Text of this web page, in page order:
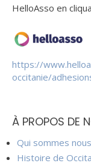
HelloAsso en
https://
occitanie/
À PROPOS DE
Qui sommes nous
Histoire de